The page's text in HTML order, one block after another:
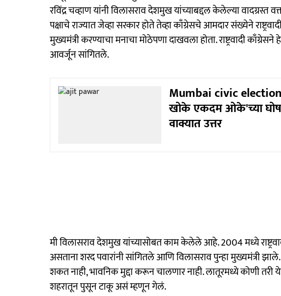
रविंद्र चव्हाण यांनी विलासराव देशमुख यांच्याबद्दल केलेल्या वादग्रस्त
पक्षाचे राज्यात जेव्हा सरकार होते तेव्हा काँग्रेसचे आमदार संख्येने
मुख्यमंत्री करण्याचा मनाचा मोठेपणा दाखवला होता. राष्ट्रवादी
आवर्जून सांगितले.
Mumbai civic
खोके एकदम ओके'च्या
वाक्यात उत्तर
मी विलासराव देशमुख यांच्यासोबत काम केलेले आहे. 2004 मध्ये
असताना शरद पवारांनी सांगितले आणि विलासराव पुन्हा मुख्यमंत्री
शकत नाही, भावनिक मुद्दा करून चालणार नाही. लातूरमध्ये कोणी
शहरातून पुसून टाकू असं म्हणून गेलं.